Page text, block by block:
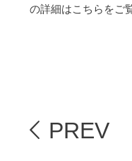
の詳細はこちらをご
PREV